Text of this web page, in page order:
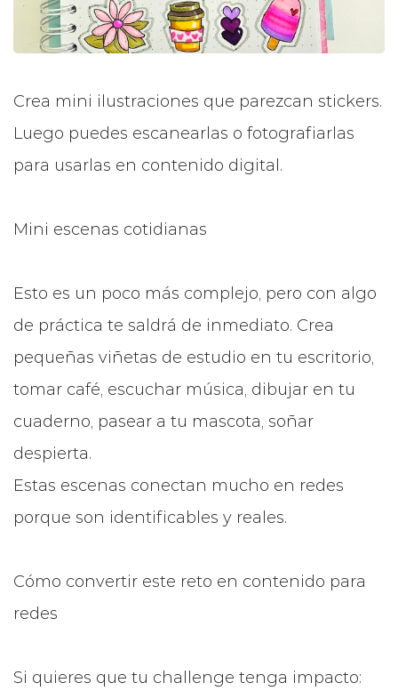
Crea mini ilustraciones que parezcan stickers.
Luego puedes escanearlas o fotografiarlas
para usarlas en contenido digital.
Mini escenas cotidianas
Esto es un poco más complejo, pero con algo
de práctica te saldrá de inmediato. Crea
pequeñas viñetas de estudio en tu escritorio,
tomar café, escuchar música, dibujar en tu
cuaderno, pasear a tu mascota, soñar
despierta.
Estas escenas conectan mucho en redes
porque son identificables y reales.
Cómo convertir este reto en contenido para
redes
Si quieres que tu challenge tenga impacto: